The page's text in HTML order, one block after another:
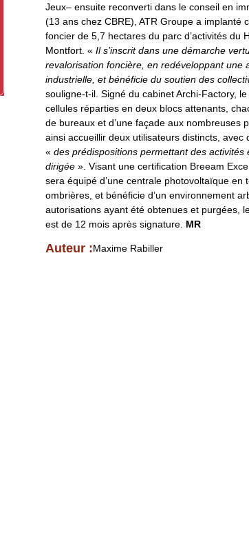
Jeux– ensuite reconverti dans le conseil en
(13 ans chez CBRE), ATR Groupe a implanté
foncier de 5,7 hectares du parc d’activités du
Montfort. « Il s’inscrit dans une démarche
revalorisation foncière, en redéveloppant une
industrielle, et bénéficie du soutien des
souligne-t-il. Signé du cabinet Archi-Factory,
cellules réparties en deux blocs attenants,
de bureaux et d’une façade aux nombreuses
ainsi accueillir deux utilisateurs distincts, avec
« des prédispositions permettant des activités
dirigée ». Visant une certification Breeam
sera équipé d’une centrale photovoltaïque en
ombrières, et bénéficie d’un environnement
autorisations ayant été obtenues et purgées,
est de 12 mois après signature. MR
Auteur :Maxime Rabiller